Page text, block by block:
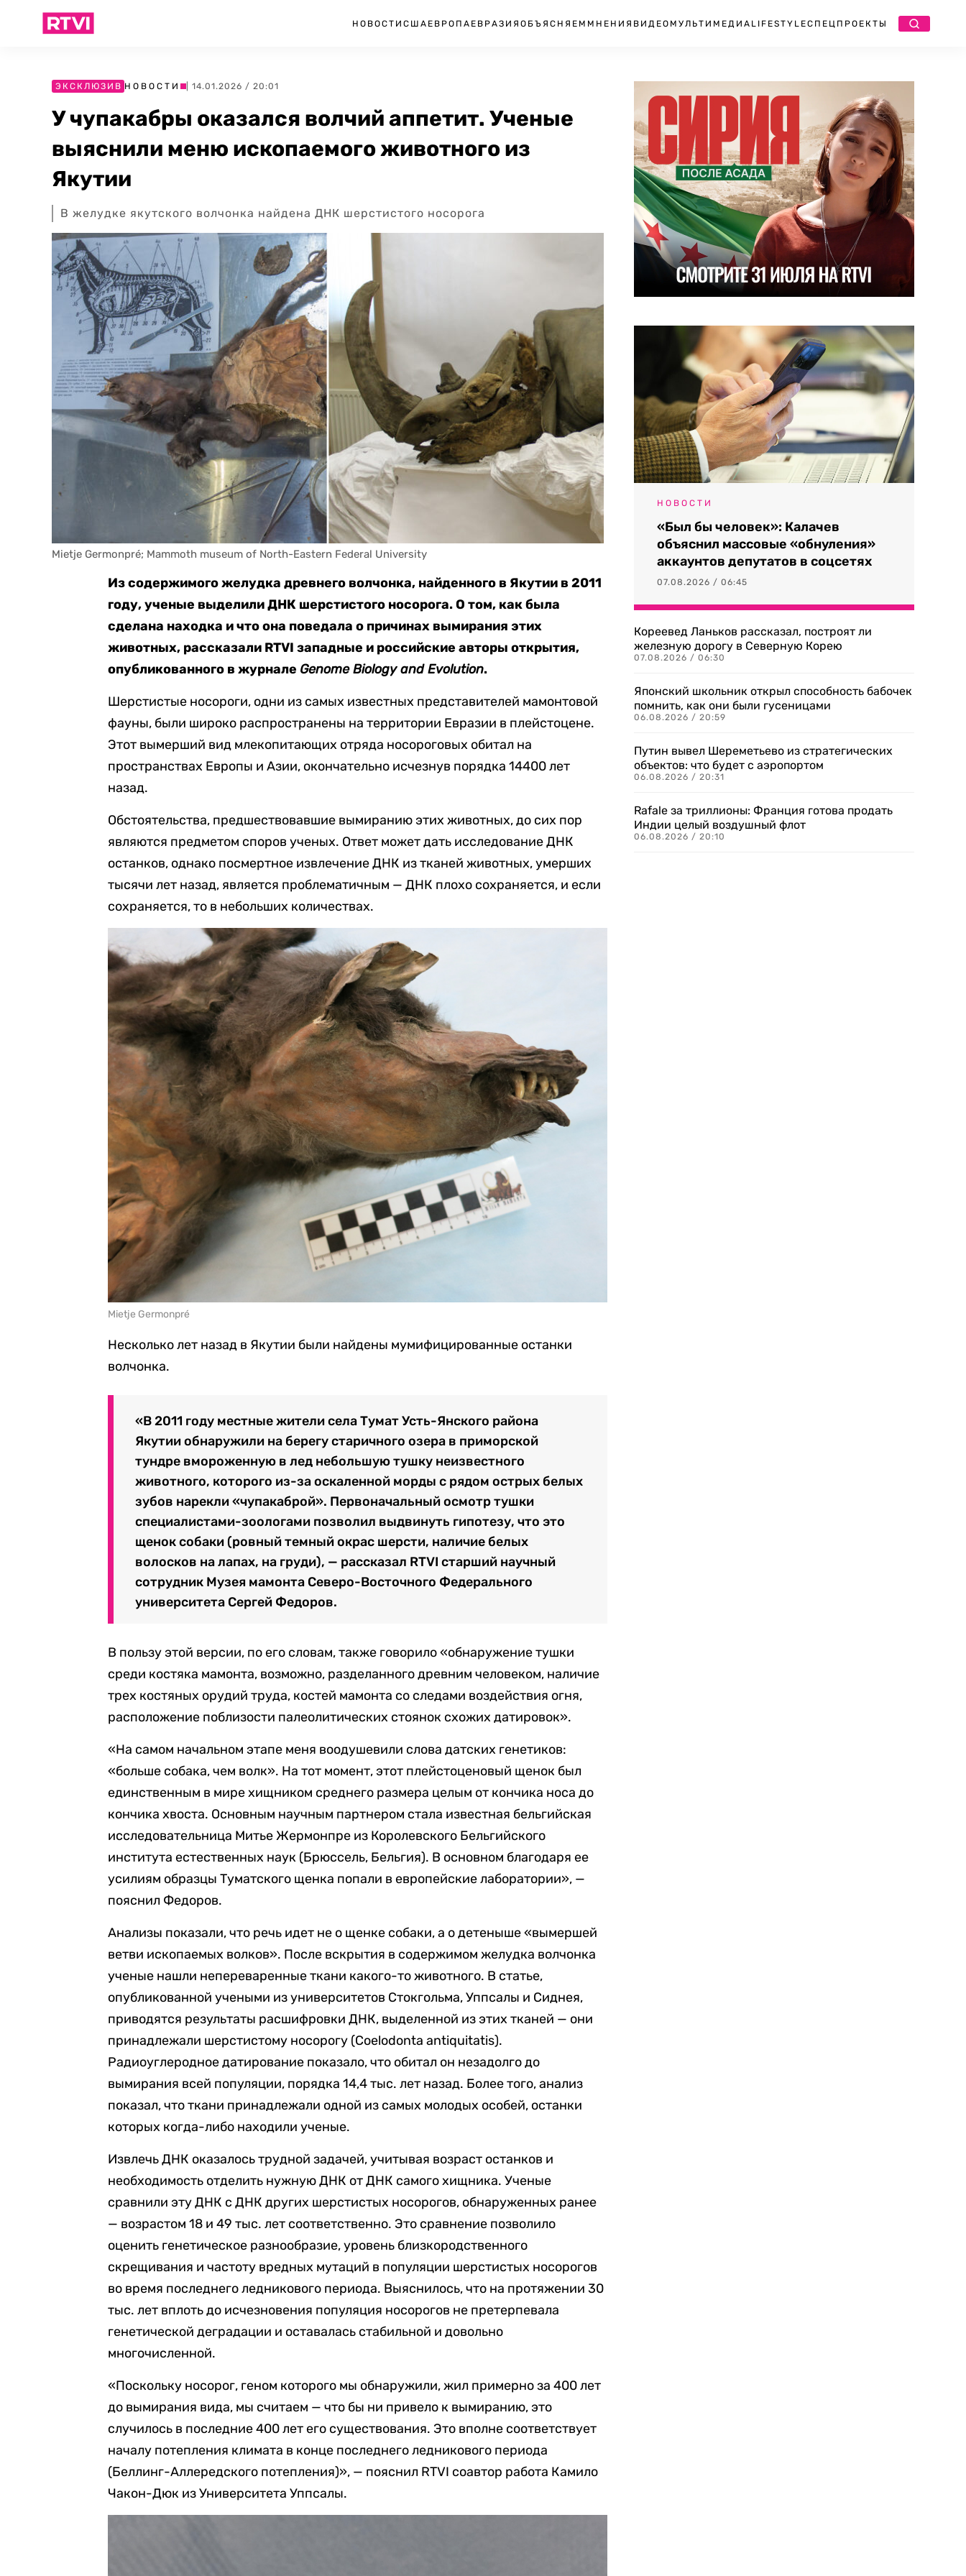
НОВОСТИ США ЕВРОПА ЕВРАЗИЯ ОБЪЯСНЯЕМ МНЕНИЯ ВИДЕО МУЛЬТИМЕДИА LIFESTYLEСПЕЦПРОЕКТЫ
ЭКСКЛЮЗИВ НОВОСТИ | 14.01.2026 / 20:01
У чупакабры оказался волчий аппетит. Ученые
выяснили меню ископаемого животного из
Якутии
В желудке якутского волчонка найдена ДНК шерстистого носорога
Mietje Germonpré; Mammoth museum of North-Eastern Federal University
Из содержимого желудка древнего волчонка, найденного в Якутии в 2011
году, ученые выделили ДНК шерстистого носорога. О том, как была
сделана находка и что она поведала о причинах вымирания этих
животных, рассказали RTVI западные и российские авторы открытия,
опубликованного в журнале Genome Biology and Evolution.
Шерстистые носороги, одни из самых известных представителей мамонтовой
фауны, были широко распространены на территории Евразии в плейстоцене.
Этот вымерший вид млекопитающих отряда носороговых обитал на
пространствах Европы и Азии, окончательно исчезнув порядка 14400 лет
назад.
Обстоятельства, предшествовавшие вымиранию этих животных, до сих пор
являются предметом споров ученых. Ответ может дать исследование ДНК
останков, однако посмертное извлечение ДНК из тканей животных, умерших
тысячи лет назад, является проблематичным — ДНК плохо сохраняется, и если
сохраняется, то в небольших количествах.
Mietje Germonpré
Несколько лет назад в Якутии были найдены мумифицированные останки
волчонка.
«В 2011 году местные жители села Тумат Усть-Янского района
Якутии обнаружили на берегу старичного озера в приморской
тундре вмороженную в лед небольшую тушку неизвестного
животного, которого из-за оскаленной морды с рядом острых белых
зубов нарекли «чупакаброй». Первоначальный осмотр тушки
специалистами-зоологами позволил выдвинуть гипотезу, что это
щенок собаки (ровный темный окрас шерсти, наличие белых
волосков на лапах, на груди), — рассказал RTVI старший научный
сотрудник Музея мамонта Северо-Восточного Федерального
университета Сергей Федоров.
В пользу этой версии, по его словам, также говорило «обнаружение тушки
среди костяка мамонта, возможно, разделанного древним человеком, наличие
трех костяных орудий труда, костей мамонта со следами воздействия огня,
расположение поблизости палеолитических стоянок схожих датировок».
«На самом начальном этапе меня воодушевили слова датских генетиков:
«больше собака, чем волк». На тот момент, этот плейстоценовый щенок был
единственным в мире хищником среднего размера целым от кончика носа до
кончика хвоста. Основным научным партнером стала известная бельгийская
исследовательница Митье Жермонпре из Королевского Бельгийского
института естественных наук (Брюссель, Бельгия). В основном благодаря ее
усилиям образцы Туматского щенка попали в европейские лаборатории», —
пояснил Федоров.
Анализы показали, что речь идет не о щенке собаки, а о детеныше «вымершей
ветви ископаемых волков». После вскрытия в содержимом желудка волчонка
ученые нашли непереваренные ткани какого-то животного. В статье,
опубликованной учеными из университетов Стокгольма, Уппсалы и Сиднея,
приводятся результаты расшифровки ДНК, выделенной из этих тканей — они
принадлежали шерстистому носорогу (Coelodonta antiquitatis).
Радиоуглеродное датирование показало, что обитал он незадолго до
вымирания всей популяции, порядка 14,4 тыс. лет назад. Более того, анализ
показал, что ткани принадлежали одной из самых молодых особей, останки
которых когда-либо находили ученые.
Извлечь ДНК оказалось трудной задачей, учитывая возраст останков и
необходимость отделить нужную ДНК от ДНК самого хищника. Ученые
сравнили эту ДНК с ДНК других шерстистых носорогов, обнаруженных ранее
— возрастом 18 и 49 тыс. лет соответственно. Это сравнение позволило
оценить генетическое разнообразие, уровень близкородственного
скрещивания и частоту вредных мутаций в популяции шерстистых носорогов
во время последнего ледникового периода. Выяснилось, что на протяжении 30
тыс. лет вплоть до исчезновения популяция носорогов не претерпевала
генетической деградации и оставалась стабильной и довольно
многочисленной.
«Поскольку носорог, геном которого мы обнаружили, жил примерно за 400 лет
до вымирания вида, мы считаем — что бы ни привело к вымиранию, это
случилось в последние 400 лет его существования. Это вполне соответствует
началу потепления климата в конце последнего ледникового периода
(Беллинг-Аллередского потепления)», — пояснил RTVI соавтор работа Камило
Чакон-Дюк из Университета Уппсалы.
НОВОСТИ
«Был бы человек»: Калачев
объяснил массовые «обнуления»
аккаунтов депутатов в соцсетях
07.08.2026 / 06:45
Кореевед Ланьков рассказал, построят ли
железную дорогу в Северную Корею
07.08.2026 / 06:30
Японский школьник открыл способность бабочек
помнить, как они были гусеницами
06.08.2026 / 20:59
Путин вывел Шереметьево из стратегических
объектов: что будет с аэропортом
06.08.2026 / 20:31
Rafale за триллионы: Франция готова продать
Индии целый воздушный флот
06.08.2026 / 20:10